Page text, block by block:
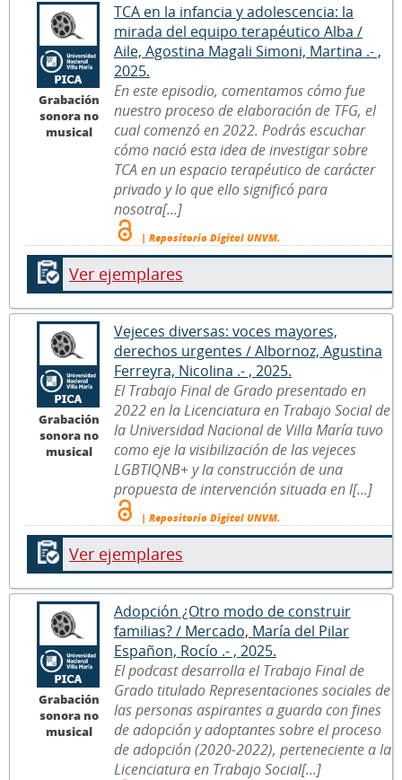
Grabación
sonora no
musical
TCA en la infancia y adolescencia: la
mirada del equipo terapéutico Alba /
Aile, Agostina Magali Simoni, Martina .- ,
2025.
En este episodio, comentamos cómo fue
nuestro proceso de elaboración de TFG, el
cual comenzó en 2022. Podrás escuchar
cómo nació esta idea de investigar sobre
TCA en un espacio terapéutico de carácter
privado y lo que ello significó para
nosotra[...]
| Repositorio Digital UNVM.
Ver ejemplares
Grabación
sonora no
musical
Vejeces diversas: voces mayores,
derechos urgentes / Albornoz, Agustina
Ferreyra, Nicolina .- , 2025.
El Trabajo Final de Grado presentado en
2022 en la Licenciatura en Trabajo Social de
la Universidad Nacional de Villa María tuvo
como eje la visibilización de las vejeces
LGBTIQNB+ y la construcción de una
propuesta de intervención situada en l[...]
| Repositorio Digital UNVM.
Ver ejemplares
Grabación
sonora no
musical
Adopción ¿Otro modo de construir
familias? / Mercado, María del Pilar
Españon, Rocío .- , 2025.
El podcast desarrolla el Trabajo Final de
Grado titulado Representaciones sociales de
las personas aspirantes a guarda con fines
de adopción y adoptantes sobre el proceso
de adopción (2020-2022), perteneciente a la
Licenciatura en Trabajo Social[...]